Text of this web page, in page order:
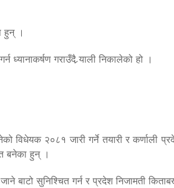
हुन् ।
ध्यानाकर्षण गराउँदै र्‍याली निकालेको हो ।
विधेयक २०८१ जारी गर्ने तयारी र कर्णाली
बनेका हुन् ।
बाटो सुनिश्चित गर्न र प्रदेश निजामती